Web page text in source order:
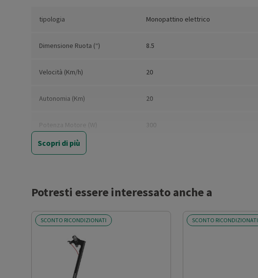
tipologia Monopattino elettrico
Dimensione Ruota (“) 8.5
Velocità (Km/h) 20
Autonomia (Km) 20
Potenza Motore (W) 300
Portata Massima (Kg)
Scopri di più
Potresti essere interessato anche a
SCONTO RICONDIZIONATI SCONTO RICONDIZIONATI